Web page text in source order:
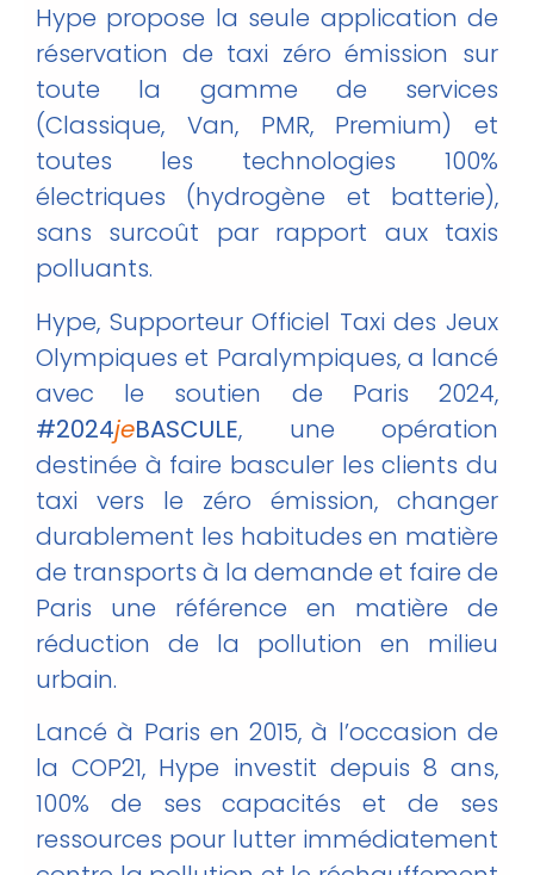
Hype propose la seule application de
réservation de taxi zéro émission sur
toute la gamme de services
(Classique, Van, PMR, Premium) et
toutes les technologies 100%
électriques (hydrogène et batterie),
sans surcoût par rapport aux taxis
polluants.
Hype, Supporteur Officiel Taxi des Jeux
Olympiques et Paralympiques, a lancé
avec le soutien de Paris 2024,
#2024jeBASCULE, une opération
destinée à faire basculer les clients du
taxi vers le zéro émission, changer
durablement les habitudes en matière
de transports à la demande et faire de
Paris une référence en matière de
réduction de la pollution en milieu
urbain.
Lancé à Paris en 2015, à l’occasion de
la COP21, Hype investit depuis 8 ans,
100% de ses capacités et de ses
ressources pour lutter immédiatement